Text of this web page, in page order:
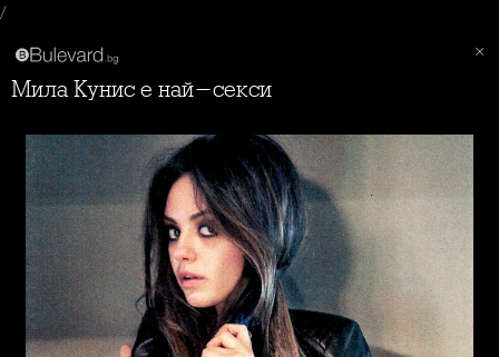
/
Мила Кунис е най-секси